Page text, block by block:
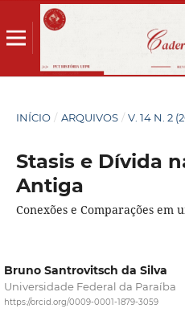
INÍCIO / ARQUIVOS / V. 14 N. 2
Stasis e Dívida
Antiga
Conexões e Comparações em
Bruno Santrovitsch da Silva
Universidade Federal da Paraíba
https://orcid.org/0009-0001-1879-3059